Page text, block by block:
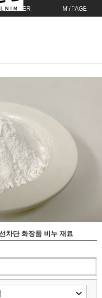
ORDER MYPAGE
차단 화장품 비누 재료